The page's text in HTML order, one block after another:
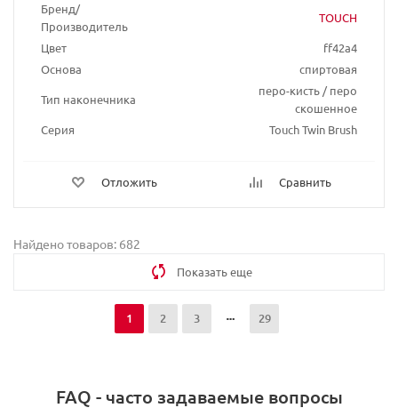
Бренд/
Производитель
TOUCH
Цвет
ff42a4
Основа
спиртовая
Тип наконечника
перо-кисть / перо
скошенное
Серия
Touch Twin Brush
Отложить Сравнить
Найдено товаров: 682
Показать еще
1 2 3 29
FAQ - часто задаваемые вопросы